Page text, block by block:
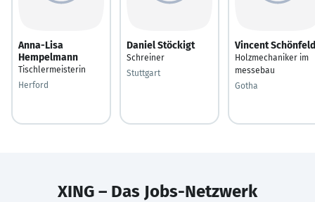
Anna-Lisa
Hempelmann
Tischlermeisterin
Herford
Daniel Stöckigt
Schreiner
Stuttgart
Vincent Schönfeld
Holzmechaniker im
messebau
Gotha
XING – Das Jobs-Netzwerk